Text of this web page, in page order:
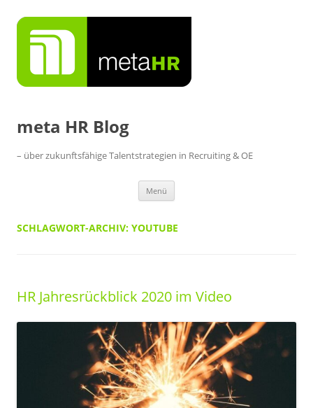
Inhalt
springen
meta HR Blog
– über zukunftsfähige Talentstrategien in Recruiting & OE
Menü
SCHLAGWORT-ARCHIV: YOUTUBE
HR Jahresrückblick 2020 im Video